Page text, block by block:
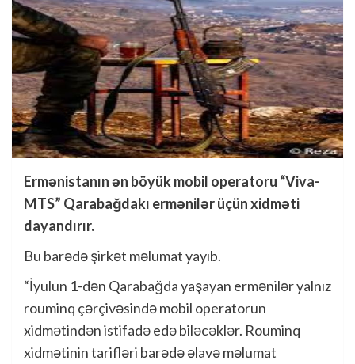
Ermənistanın ən böyük mobil operatoru “Viva-
MTS” Qarabağdakı ermənilər üçün xidməti
dayandırır.
Bu barədə şirkət məlumat yayıb.
“İyulun 1-dən Qarabağda yaşayan ermənilər yalnız
rouminq çərçivəsində mobil operatorun
xidmətindən istifadə edə biləcəklər. Rouminq
xidmətinin tarifləri barədə əlavə məlumat